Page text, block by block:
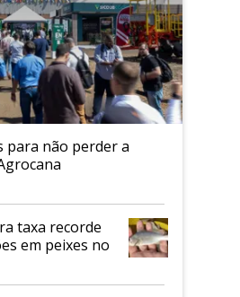
para não perder a
taxa recorde
em peixes no